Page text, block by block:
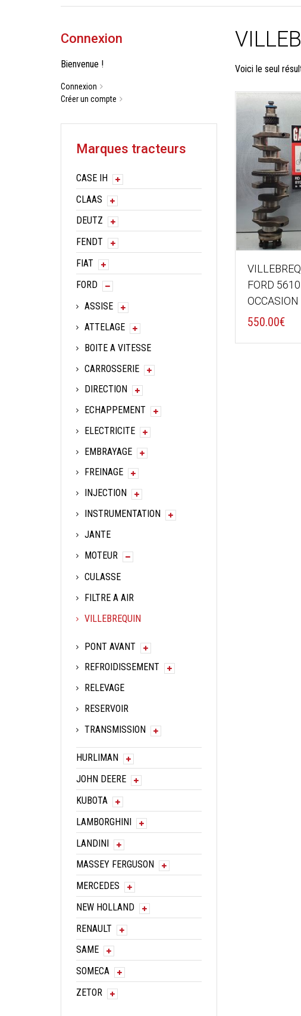
Voici le seul
FORD 5610
OCCASION
550.00€
Connexion
Bienvenue !
Connexion
Créer un compte
Marques tracteurs
CASE IH
CLAAS
DEUTZ
FENDT
FIAT
FORD
ASSISE
ATTELAGE
BOITE A VITESSE
CARROSSERIE
DIRECTION
ECHAPPEMENT
ELECTRICITE
EMBRAYAGE
FREINAGE
INJECTION
INSTRUMENTATION
JANTE
MOTEUR
CULASSE
FILTRE A AIR
VILLEBREQUIN
PONT AVANT
REFROIDISSEMENT
RELEVAGE
RESERVOIR
TRANSMISSION
HURLIMAN
JOHN DEERE
KUBOTA
LAMBORGHINI
LANDINI
MASSEY FERGUSON
MERCEDES
NEW HOLLAND
RENAULT
SAME
SOMECA
ZETOR